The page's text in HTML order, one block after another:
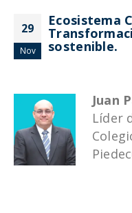
29
Nov
Ecosistema
sostenible.
Juan
Líder